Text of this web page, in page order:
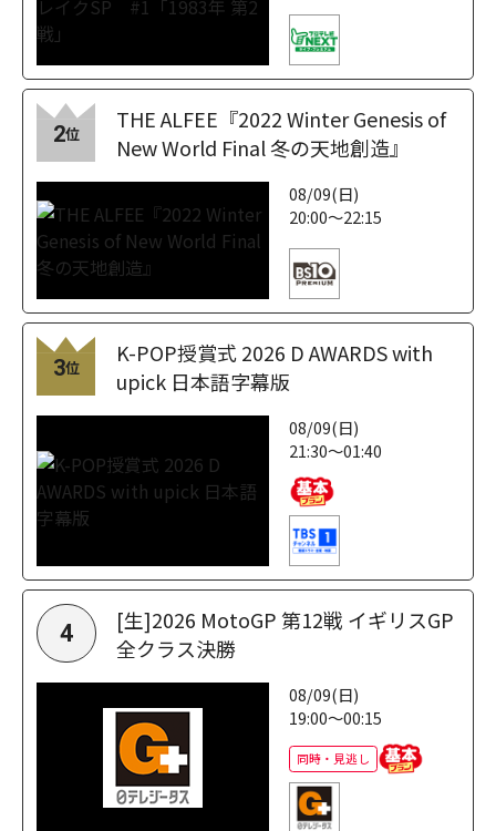
2位
THE ALFEE『2022 Winter Genesis of
New World Final 冬の天地創造』
08/09(日)
20:00～22:15
3位
K-POP授賞式 2026 D AWARDS with
upick 日本語字幕版
08/09(日)
21:30～01:40
4
[生]2026 MotoGP 第12戦 イギリスGP
全クラス決勝
08/09(日)
19:00～00:15
同時・見逃し